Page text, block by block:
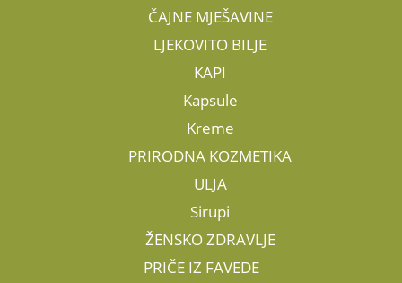
ČAJNE MJEŠAVINE
LJEKOVITO BILJE
KAPI
Kapsule
Kreme
PRIRODNA KOZMETIKA
ULJA
Sirupi
ŽENSKO ZDRAVLJE
PRIČE IZ FAVEDE